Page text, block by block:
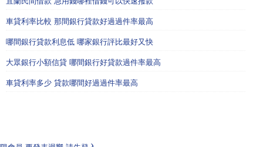
車貸利率比較 那間銀行貸款好過過件率最高
哪間銀行貸款利息低 哪家銀行評比最好又快
大眾銀行小額信貸 哪間銀行好貸款過件率最高
車貸利率多少 貸款哪間好過過件率最高